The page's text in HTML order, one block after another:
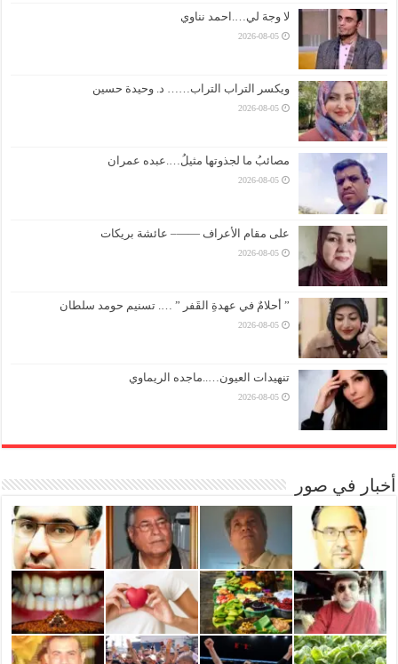
لا وجهَ لي….احمد نناوي
2026-08-05
ويكسر التراب التراب…… د. وحيدة حسين
2026-08-05
مصائبُ ما لجذوتها مثيلُ….عبده عمران
2026-08-05
على مقام الأعراف ——– عائشة بريكات
2026-08-05
” أحلامٌ في عهدةِ القَفر ” …. تسنيم حومد سلطان
2026-08-05
تنهيدات العيون…..ماجده الريماوي
2026-08-05
أخبار في صور